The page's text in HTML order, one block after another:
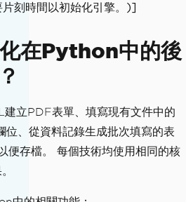
刻時間以初始化引擎。)]
在Python中的後
立PDF表單、填寫現有文件中的
位、從資料記錄生成批次填寫的表
便存檔。 每個技術均使用相同的核